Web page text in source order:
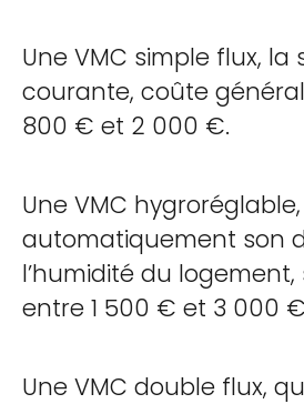
Une VMC simple flux, la
courante, coûte
800 € et 2 000 €.
Une VMC
automatiquement son
l’humidité du
entre 1 500 € et 3 000
Une VMC double flux,